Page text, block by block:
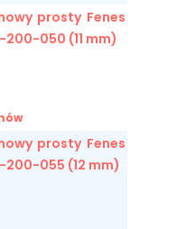
prosty Fenes
200-050 (11 mm)
prosty Fenes
200-055 (12 mm)